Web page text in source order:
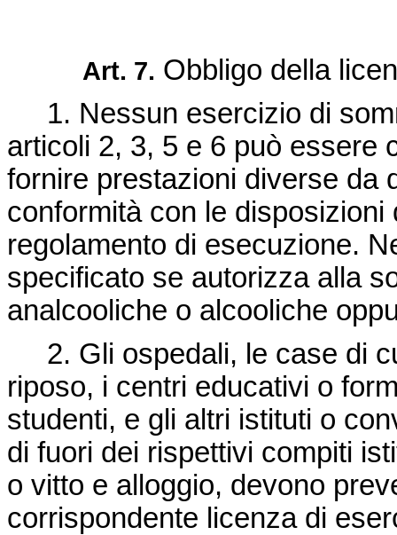
Art. 7. Obbligo della
1. Nessun esercizio di
articoli 2, 3, 5 e 6 può essere
fornire prestazioni diverse da
conformità con le
regolamento di esecuzione.
specificato se autorizza alla
analcooliche o alcooliche
2. Gli ospedali, le case di
riposo, i centri educativi o
studenti, e gli altri istituti o
di fuori dei rispettivi compiti
o vitto e alloggio, devono
corrispondente licenza di